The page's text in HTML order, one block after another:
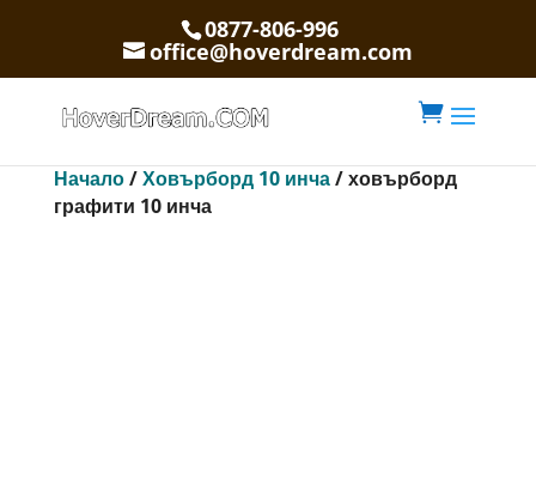
0877-806-996
office@hoverdream.com

Начало/Ховърборд 10 инча/ ховърборд
графити 10 инча